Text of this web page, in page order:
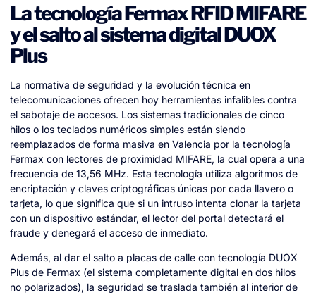
La tecnología Fermax RFID MIFARE
y el salto al sistema digital DUOX
Plus
La normativa de seguridad y la evolución técnica en
telecomunicaciones ofrecen hoy herramientas infalibles contra
el sabotaje de accesos. Los sistemas tradicionales de cinco
hilos o los teclados numéricos simples están siendo
reemplazados de forma masiva en Valencia por la tecnología
Fermax con lectores de proximidad MIFARE, la cual opera a una
frecuencia de 13,56 MHz. Esta tecnología utiliza algoritmos de
encriptación y claves criptográficas únicas por cada llavero o
tarjeta, lo que significa que si un intruso intenta clonar la tarjeta
con un dispositivo estándar, el lector del portal detectará el
fraude y denegará el acceso de inmediato.
Además, al dar el salto a placas de calle con tecnología DUOX
Plus de Fermax (el sistema completamente digital en dos hilos
no polarizados), la seguridad se traslada también al interior de